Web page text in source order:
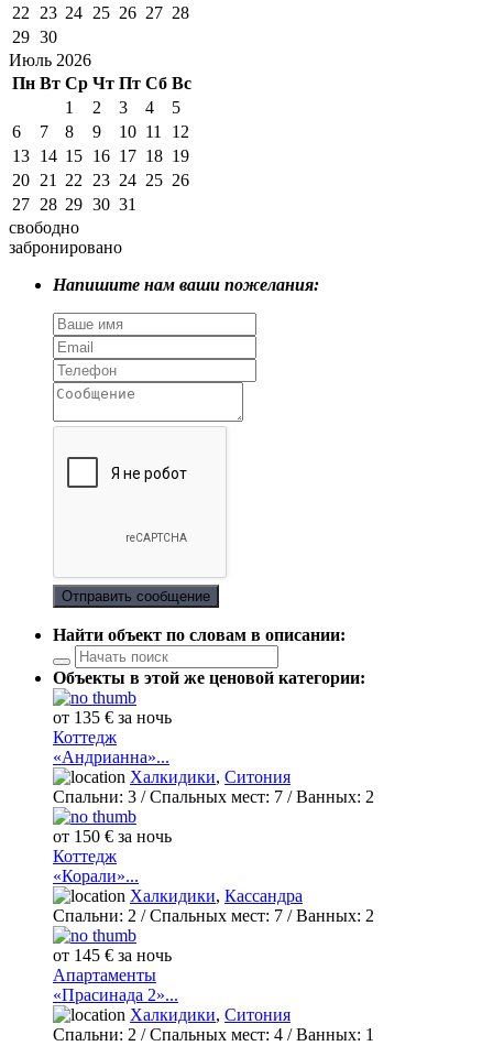
22
23 24 25 26 27 28
29 30
Июль 2026
Пн Вт Ср Чт Пт Сб Вс
1
2 3 4
5
6
7 8 9 10 11
12
13 14 15 16 17 18 19
20 21 22 23 24 25 26
27 28 29 30 31
свободно
забронировано
Напишите нам ваши пожелания:
Отправить сообщение
Найти объект по словам в описании:
Объекты в этой же ценовой категории:
от 135 € за ночь
Коттедж
«Андрианна»...
Халкидики, Ситония
Спальни: 3 / Спальных мест: 7 /Ванных: 2
от 150 € за ночь
Коттедж
«Корали»...
Халкидики, Кассандра
Спальни: 2 / Спальных мест: 7 /Ванных: 2
от 145 € за ночь
Апартаменты
«Прасинада 2»...
Халкидики, Ситония
Спальни: 2 / Спальных мест: 4 /Ванных: 1